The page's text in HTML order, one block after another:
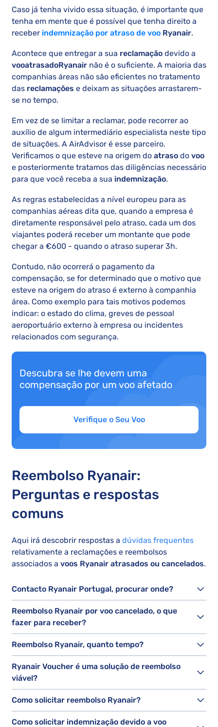
Caso já tenha vivido essa situação, é importante que
tenha em mente que é possível que tenha direito a
receber indemnização por atraso de voo Ryanair.
Acontece que entregar a sua reclamação devido a
vooatrasadoRyanair não é o suficiente. A maioria das
companhias áreas não são eficientes no tratamento
das reclamações e deixam as situações arrastarem-
se no tempo.
Em vez de se limitar a reclamar, pode recorrer ao
auxílio de algum intermediário especialista neste tipo
de situações. A AirAdvisor é esse parceiro.
Verificamos o que esteve na origem do atraso do voo
e posteriormente tratamos das diligências necessário
para que você receba a sua indemnização.
As regras estabelecidas a nível europeu para as
companhias aéreas dita que, quando a empresa é
diretamente responsável pelo atraso, cada um dos
viajantes poderá receber um montante que pode
chegar a €600 - quando o atraso superar 3h.
Contudo, não ocorrerá o pagamento da
compensação, se for determinado que o motivo que
esteve na origem do atraso é externo à companhia
área. Como exemplo para tais motivos podemos
indicar: o estado do clima, greves de pessoal
aeroportuário externo à empresa ou incidentes
relacionados com segurança.
Descubra se lhe devem uma
compensação por um voo afetado
Verifique o Seu Voo
Reembolso Ryanair:
Perguntas e respostas
comuns
Aqui irá descobrir respostas a dúvidas frequentes
relativamente a reclamações e reembolsos
associados a voos Ryanair atrasados ou cancelados.
Contacto Ryanair Portugal, procurar onde?
Reembolso Ryanair por voo cancelado, o que
fazer para receber?
Reembolso Ryanair, quanto tempo?
Ryanair Voucher é uma solução de reembolso
viável?
Como solicitar reembolso Ryanair?
Como solicitar indemnização devido a voo